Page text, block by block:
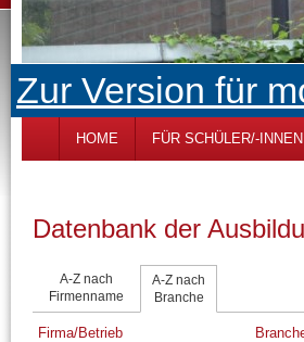
Zur Version für
HOME FÜR SCHÜLER/-INNEN
Datenbank der
A-Z nach
Firmenname
A-Z nach
Branche
Firma/Betrieb